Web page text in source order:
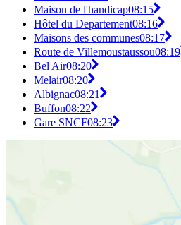
Maison de l'handicap08:15
Hôtel du Departement08:16
Maisons des communes08:17
Route de Villemoustaussou08:19
Bel Air08:20
Melair08:20
Albignac08:21
Buffon08:22
Gare SNCF08:23